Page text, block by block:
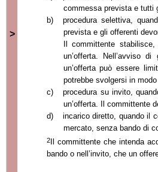
>
commessa prevista e tutti
b)
procedura selettiva,
prevista e gli offerenti
Il committente
un’offerta. Nell’avviso
un’offerta può essere
potrebbe svolgersi in
c)
procedura su invito,
un’offerta. Il committente
d)
incarico diretto, quando il
mercato, senza bando di
2
Il committente che intenda
bando o nell’invito, che un